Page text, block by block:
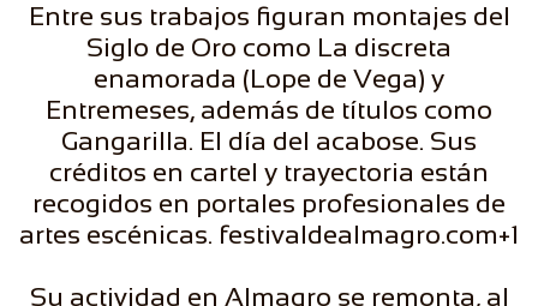
Entre sus trabajos figuran montajes del
Siglo de Oro como La discreta
enamorada (Lope de Vega) y
Entremeses, además de títulos como
Gangarilla. El día del acabose. Sus
créditos en cartel y trayectoria están
recogidos en portales profesionales de
artes escénicas. festivaldealmagro.com+1
Su actividad en Almagro se remonta, al